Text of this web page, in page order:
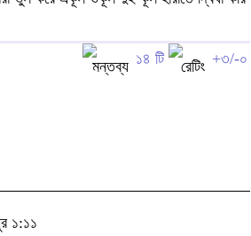
১৪ টি +৩/-০
১:১১